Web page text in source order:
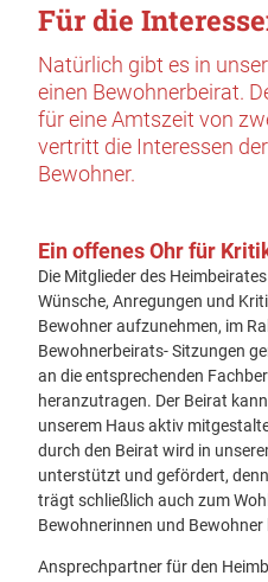
Für die
Natürlich gibt es in
einen Bewohnerbeirat.
für eine Amtszeit von
vertritt die Interessen
Bewohner.
Ein offenes Ohr für
Die Mitglieder des
Wünsche, Anregungen und
Bewohner aufzunehmen, im
Bewohnerbeirats- Sitzungen
an die entsprechenden
heranzutragen. Der Beirat
unserem Haus aktiv
durch den Beirat wird in
unterstützt und gefördert,
trägt schließlich auch zum
Bewohnerinnen und Bewohner
Ansprechpartner für den